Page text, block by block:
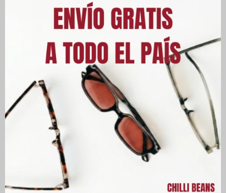
Este artículo está agotado.
PRODUCTOS QUE TE PUEDEN
INTERESAR